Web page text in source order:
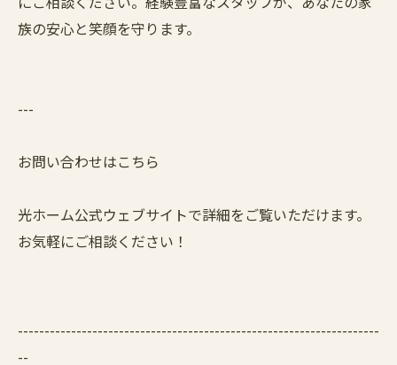
族の安心と笑顔を守ります。
---
お問い合わせはこちら
光ホーム公式ウェブサイトで詳細をご覧いただけます。
お気軽にご相談ください！
--------------------------------------------------------------------
--